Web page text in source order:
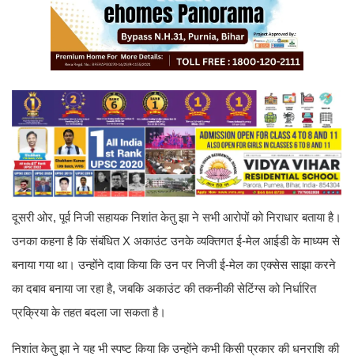
दूसरी ओर, पूर्व निजी सहायक निशांत केतु झा ने सभी आरोपों को निराधार बताया है।
उनका कहना है कि संबंधित X अकाउंट उनके व्यक्तिगत ई-मेल आईडी के माध्यम से
बनाया गया था। उन्होंने दावा किया कि उन पर निजी ई-मेल का एक्सेस साझा करने
का दबाव बनाया जा रहा है, जबकि अकाउंट की तकनीकी सेटिंग्स को निर्धारित
प्रक्रिया के तहत बदला जा सकता है।
निशांत केतु झा ने यह भी स्पष्ट किया कि उन्होंने कभी किसी प्रकार की धनराशि की